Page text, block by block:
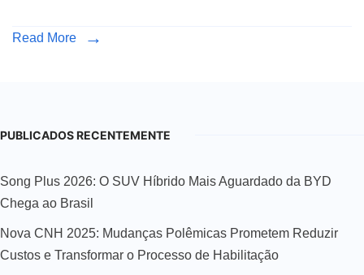
Read More
PUBLICADOS RECENTEMENTE
Song Plus 2026: O SUV Híbrido Mais Aguardado da BYD
Chega ao Brasil
Nova CNH 2025: Mudanças Polêmicas Prometem Reduzir
Custos e Transformar o Processo de Habilitação